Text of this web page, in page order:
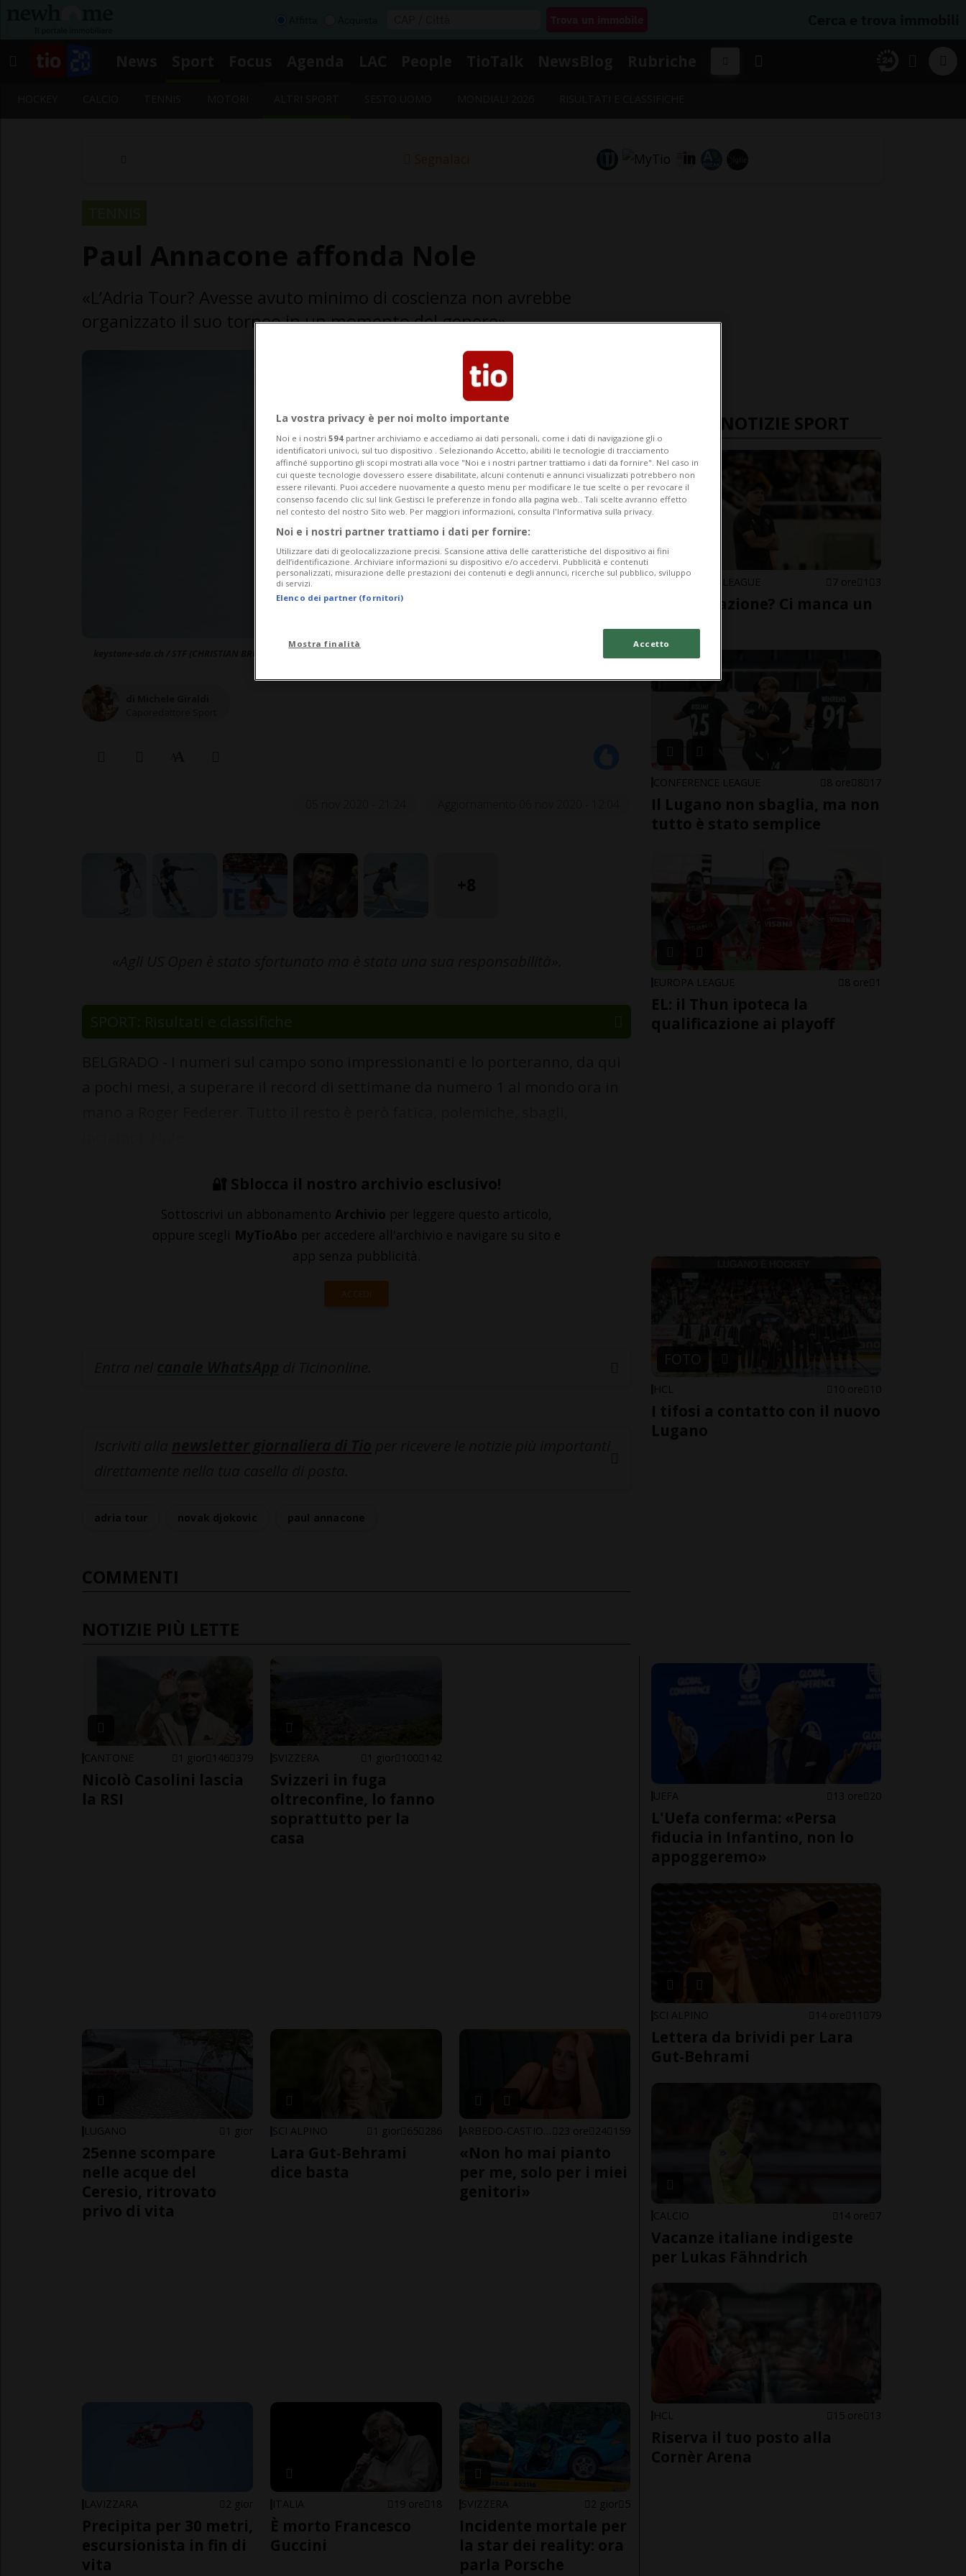
Segnalaci
organizzato il suo torneo in un momento del genere».
SPORT: Risultati e classifiche
🔐 Sblocca il nostro archivio esclusivo!
Sottoscrivi un abbonamento Archivio per leggere questo articolo,
oppure scegli MyTioAbo per accedere all'archivio e navigare su sito e
app senza pubblicità.
ACCEDI
COMMENTI
NOTIZIE PIÙ LETTE
CANTONE 1 gior 146 379
Nicolò Casolini lascia
la RSI
SVIZZERA 1 gior 100 142
Svizzeri in fuga
oltreconfine, lo fanno
soprattutto per la
casa
LUGANO 1 gior
25enne scompare
nelle acque del
Ceresio, ritrovato
privo di vita
SCI ALPINO 1 gior 65 286
Lara Gut-Behrami
dice basta
23 ore 24 159
«Non ho mai pianto
per me, solo per i miei
genitori»
LAVIZZARA 2 gior
Precipita per 30 metri,
escursionista in fin di
vita
ITALIA 19 ore 18
È morto Francesco
Guccini
SVIZZERA 2 gior 5
Incidente mortale per
la star dei reality: ora
parla Porsche
ULTIME NOTIZIE SPORT
CONFERENCE LEAGUE 7 ore 1 3
«Soddisfazione? Ci manca un
CONFERENCE LEAGUE 8 ore 8 17
Il Lugano non sbaglia, ma non
tutto è stato semplice
EUROPA LEAGUE 8 ore 1
EL: il Thun ipoteca la
qualificazione ai playoff
FOTO
HCL 10 ore 10
I tifosi a contatto con il nuovo
Lugano
UEFA 13 ore 20
L'Uefa conferma: «Persa
fiducia in Infantino, non lo
appoggeremo»
SCI ALPINO 14 ore 11 79
Lettera da brividi per Lara
Gut-Behrami
CALCIO 14 ore 7
Vacanze italiane indigeste
per Lukas Fähndrich
HCL 15 ore 13
Riserva il tuo posto alla
Cornèr Arena
La vostra privacy è per noi molto importante
Noi e i nostri 594 partner archiviamo e accediamo ai dati personali, come i dati di navigazione gli o
identificatori univoci, sul tuo dispositivo . Selezionando Accetto, abiliti le tecnologie di tracciamento
affinché supportino gli scopi mostrati alla voce "Noi e i nostri partner trattiamo i dati da fornire". Nel caso in
cui queste tecnologie dovessero essere disabilitate, alcuni contenuti e annunci visualizzati potrebbero non
essere rilevanti. Puoi accedere nuovamente a questo menu per modificare le tue scelte o per revocare il
consenso facendo clic sul link Gestisci le preferenze in fondo alla pagina web.. Tali scelte avranno effetto
nel contesto del nostro Sito web. Per maggiori informazioni, consulta l'Informativa sulla privacy.
Noi e i nostri partner trattiamo i dati per fornire:
Utilizzare dati di geolocalizzazione precisi. Scansione attiva delle caratteristiche del dispositivo ai fini
dell’identificazione. Archiviare informazioni su dispositivo e/o accedervi. Pubblicità e contenuti
personalizzati, misurazione delle prestazioni dei contenuti e degli annunci, ricerche sul pubblico, sviluppo
di servizi.
Elenco dei partner (fornitori)
Mostra finalità Accetto